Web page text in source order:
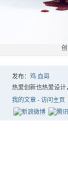
发布： 鸡 血哥
热爱创新也热爱设
我的文章 - 访问主页